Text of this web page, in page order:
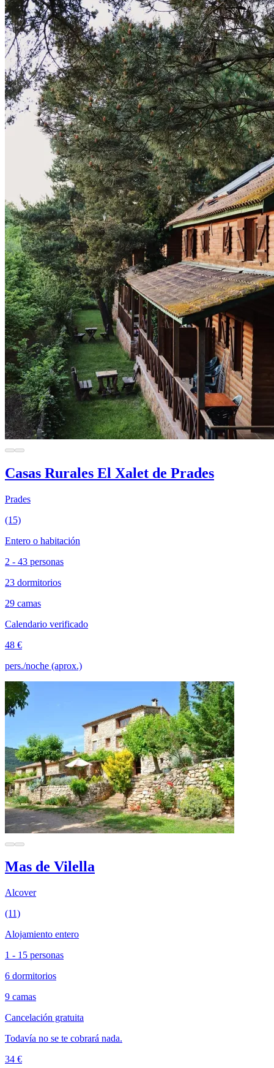
Casas Rurales El Xalet de Prades
Prades
(15)
Entero o habitación
2 - 43 personas
23 dormitorios
29 camas
Calendario verificado
48 €
pers./noche (aprox.)
Mas de Vilella
Alcover
(11)
Alojamiento entero
1 - 15 personas
6 dormitorios
9 camas
Cancelación gratuita
Todavía no se te cobrará nada.
34 €